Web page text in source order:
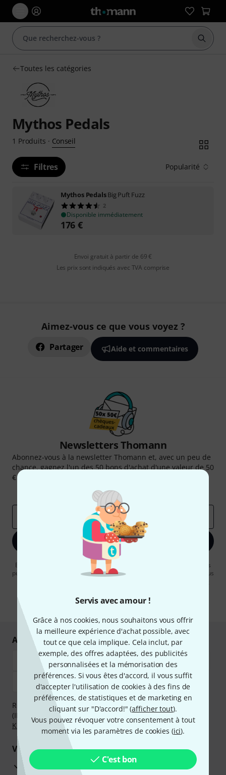
Servis avec amour !
Grâce à nos cookies, nous souhaitons vous offrir
la meilleure expérience d'achat possible, avec
tout ce que cela implique. Cela inclut, par
exemple, des offres adaptées, des publicités
personnalisées et la mémorisation des
préférences. Si vous êtes d'accord, il vous suffit
d'accepter l'utilisation de cookies à des fins de
préférences, de statistiques et de marketing en
cliquant sur "D'accord!" (afficher tout).
Vous pouvez révoquer votre consentement à tout
moment via les paramètres de cookies (ici).
C'est bon
Toutes les catégories
Mythos Pedals
1 Produits · Conseil
Filtres Popularité
Mythos PedalsBig Puft Fuzz
2
Disponible immédiatement
176 €
Envoi gratuit à partir de 69 €
Les prix sont indiqués avec TVA comprise
Aimez-vous ce que vous voyez ?
Partager Aide et commentaires
Newsletters Thomann
Abonnez-vous à la newsletter Thomann et, avec un peu de
chance, gagnez l'un des 50 bons d'achat d'une valeur de 50
€ chacun!
Articles inspirants
Deals
S'inscrire maintenant
En cliquant sur "S'inscrire maintenant", vous acceptez de recevoir des
publicités par e-mail. La désinscription est possible à tout moment. Vous
* Requis
Achetez et payez en toute sécurité
Réglez de manière sûre et sécurisée par Virement
(IBAN/BIC), PayPal, Amazon Pay,
Klarna Payer Maintenant
Klarna Payer en 3 foisou Carte de crédit.
Vos avantages
Ga­ran­tie Thomann 3 ans